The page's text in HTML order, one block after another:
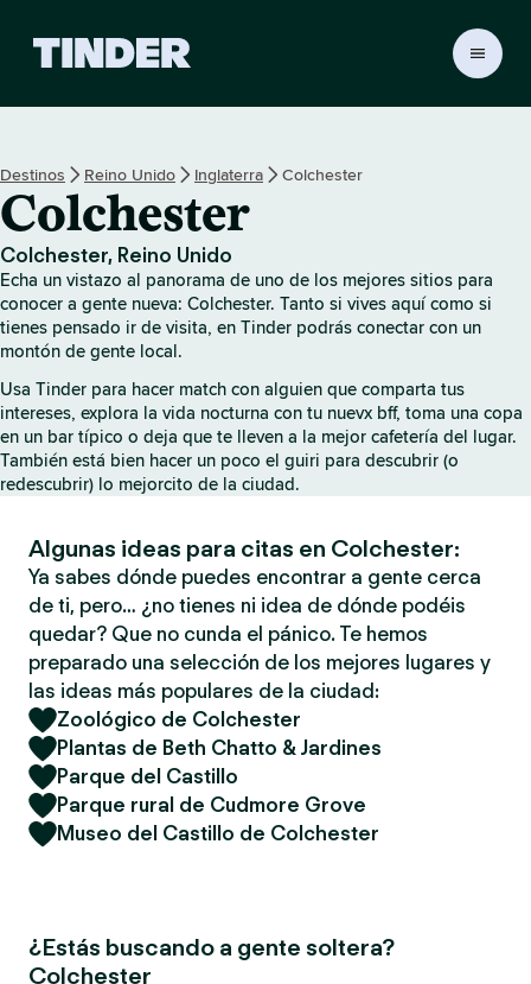
r
n
i
c
i
o
Destinos Reino Unido Inglaterra Colchester
Colchester
Colchester, Reino Unido
Echa un vistazo al panorama de uno de los mejores sitios para
conocer a gente nueva: Colchester. Tanto si vives aquí como si
tienes pensado ir de visita, en Tinder podrás conectar con un
montón de gente local.
Usa Tinder para hacer match con alguien que comparta tus
intereses, explora la vida nocturna con tu nuevx bff, toma una copa
en un bar típico o deja que te lleven a la mejor cafetería del lugar.
También está bien hacer un poco el guiri para descubrir (o
redescubrir) lo mejorcito de la ciudad.
Algunas ideas para citas en Colchester:
Ya sabes dónde puedes encontrar a gente cerca
de ti, pero… ¿no tienes ni idea de dónde podéis
quedar? Que no cunda el pánico. Te hemos
preparado una selección de los mejores lugares y
las ideas más populares de la ciudad:
Zoológico de Colchester
Plantas de Beth Chatto & Jardines
Parque del Castillo
Parque rural de Cudmore Grove
Museo del Castillo de Colchester
¿Estás buscando a gente soltera?
Colchester